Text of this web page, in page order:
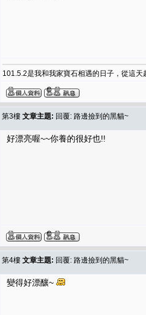
101.5.2是我和我家寶石相遇的日子，從這天
第3樓 文章主題: 回覆: 路邊撿到的黑貓~
好漂亮喔~~你養的很好也!!
第4樓 文章主題: 回覆: 路邊撿到的黑貓~
變得好漂釀~